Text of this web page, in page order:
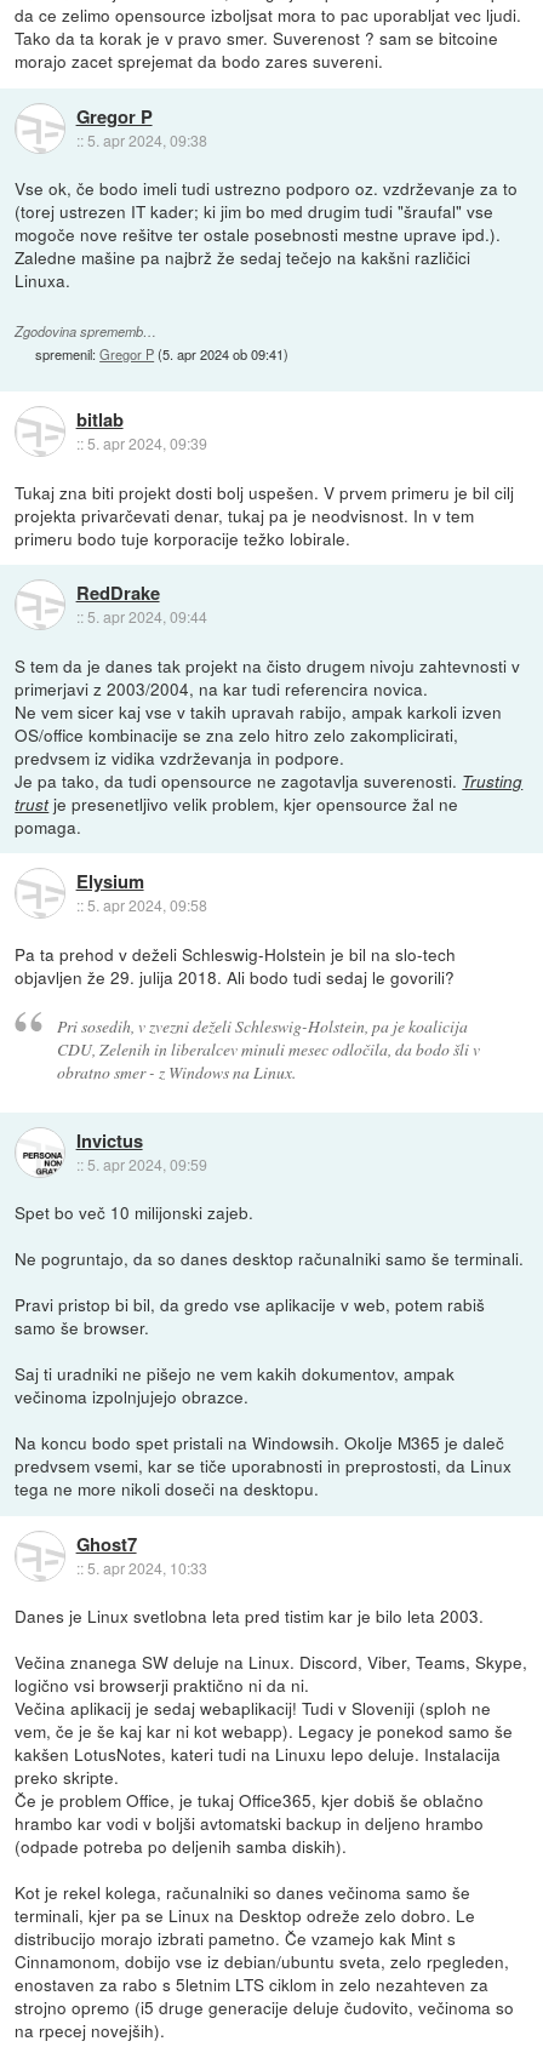
da ce zelimo opensource izboljsat mora to pac uporabljat vec ljudi.
Tako da ta korak je v pravo smer. Suverenost ? sam se bitcoine
morajo zacet sprejemat da bodo zares suvereni.
Gregor P
:: 5. apr 2024, 09:38
Vse ok, če bodo imeli tudi ustrezno podporo oz. vzdrževanje za to
(torej ustrezen IT kader; ki jim bo med drugim tudi "šraufal" vse
mogoče nove rešitve ter ostale posebnosti mestne uprave ipd.).
Zaledne mašine pa najbrž že sedaj tečejo na kakšni različici
Linuxa.
Zgodovina sprememb…
spremenil:Gregor P(5. apr 2024 ob 09:41)
bitlab
::5. apr 2024, 09:39
Tukaj zna biti projekt dosti bolj uspešen. V prvem primeru je bil cilj
projekta privarčevati denar, tukaj pa je neodvisnost. In v tem
primeru bodo tuje korporacije težko lobirale.
RedDrake
:: 5. apr 2024, 09:44
S tem da je danes tak projekt na čisto drugem nivoju zahtevnosti v
primerjavi z 2003/2004, na kar tudi referencira novica.
Ne vem sicer kaj vse v takih upravah rabijo, ampak karkoli izven
OS/office kombinacije se zna zelo hitro zelo zakomplicirati,
predvsem iz vidika vzdrževanja in podpore.
Je pa tako, da tudi opensource ne zagotavlja suverenosti. Trusting
trustje presenetljivo velik problem, kjer opensource žal ne
pomaga.
Elysium
::5. apr 2024, 09:58
Pa ta prehod v deželi Schleswig-Holstein je bil na slo-tech
objavljen že 29. julija 2018. Ali bodo tudi sedaj le govorili?
Pri sosedih, v zvezni deželi Schleswig-Holstein, pa je koalicija
CDU, Zelenih in liberalcev minuli mesec odločila, da bodo šli v
obratno smer - z Windows na Linux.
Invictus
:: 5. apr 2024, 09:59
Spet bo več 10 milijonski zajeb.
Ne pogruntajo, da so danes desktop računalniki samo še terminali.
Pravi pristop bi bil, da gredo vse aplikacije v web, potem rabiš
samo še browser.
Saj ti uradniki ne pišejo ne vem kakih dokumentov, ampak
večinoma izpolnjujejo obrazce.
Na koncu bodo spet pristali na Windowsih. Okolje M365 je daleč
predvsem vsemi, kar se tiče uporabnosti in preprostosti, da Linux
tega ne more nikoli doseči na desktopu.
Ghost7
::5. apr 2024, 10:33
Danes je Linux svetlobna leta pred tistim kar je bilo leta 2003.
Večina znanega SW deluje na Linux. Discord, Viber, Teams, Skype,
logično vsi browserji praktično ni da ni.
Večina aplikacij je sedaj webaplikacij! Tudi v Sloveniji (sploh ne
vem, če je še kaj kar ni kot webapp). Legacy je ponekod samo še
kakšen LotusNotes, kateri tudi na Linuxu lepo deluje. Instalacija
preko skripte.
Če je problem Office, je tukaj Office365, kjer dobiš še oblačno
hrambo kar vodi v boljši avtomatski backup in deljeno hrambo
(odpade potreba po deljenih samba diskih).
Kot je rekel kolega, računalniki so danes večinoma samo še
terminali, kjer pa se Linux na Desktop odreže zelo dobro. Le
distribucijo morajo izbrati pametno. Če vzamejo kak Mint s
Cinnamonom, dobijo vse iz debian/ubuntu sveta, zelo rpegleden,
enostaven za rabo s 5letnim LTS ciklom in zelo nezahteven za
strojno opremo (i5 druge generacije deluje čudovito, večinoma so
na rpecej novejših).